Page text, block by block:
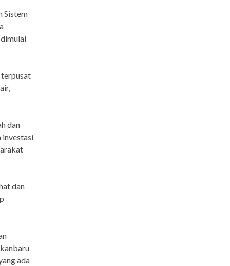
Sistem
dan
investasi
dan
ada